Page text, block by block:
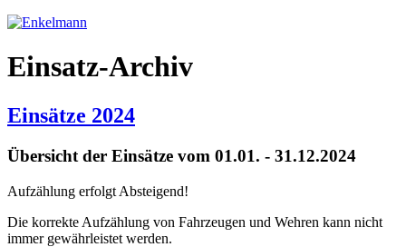
Einsatz-Archiv
Einsätze 2024
Übersicht der Einsätze vom 01.01. - 31.12.2024
Aufzählung erfolgt Absteigend!
Die korrekte Aufzählung von Fahrzeugen und Wehren kann nicht
immer gewährleistet werden.